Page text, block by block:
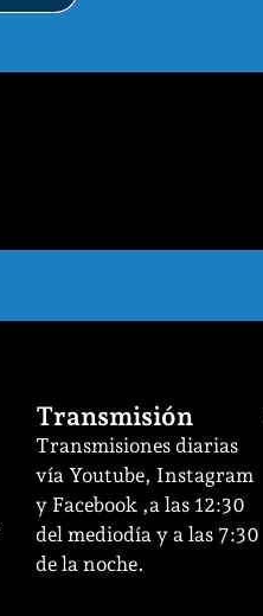
Transmisión
Transmisiones diarias
vía Youtube, Instagram
y Facebook ,a las 12:30
del mediodía y a las 7:30
de la noche.